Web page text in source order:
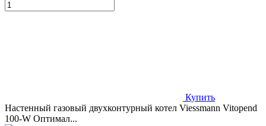
Купить
Настенный газовый двухконтурный котел Viessmann Vitopend
100-W Оптимал...